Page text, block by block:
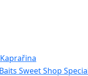
Kaprařina